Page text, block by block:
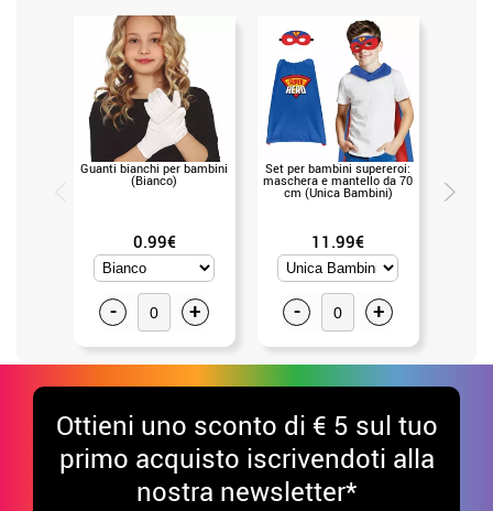
Guanti bianchi per bambini
(Bianco)
0.99€
- +
Set per bambini supereroi:
maschera e mantello da 70
cm (Unica Bambini)
11.99€
- +
Ottieni uno sconto di € 5 sul tuo
primo acquisto iscrivendoti alla
nostra newsletter*